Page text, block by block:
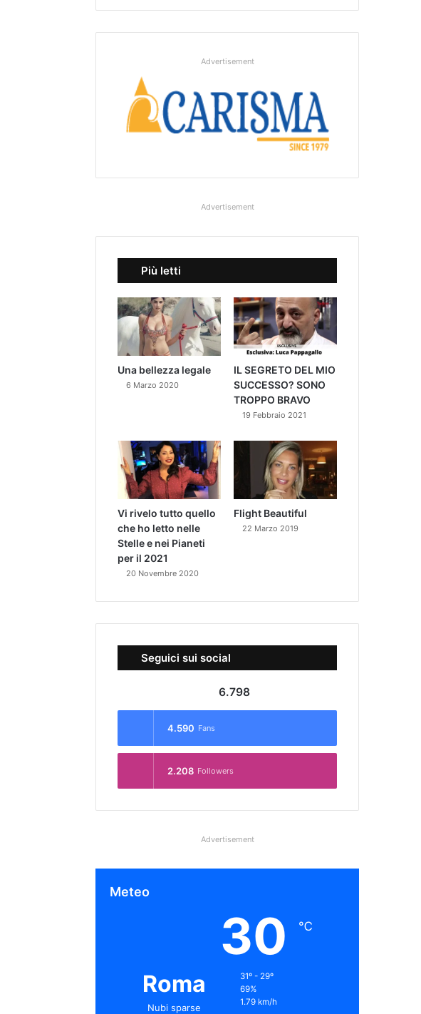
Advertisement
Advertisement
Più letti
Una bellezza legale
6 Marzo 2020
IL SEGRETO DEL MIO
SUCCESSO? SONO
TROPPO BRAVO
19 Febbraio 2021
Vi rivelo tutto quello
che ho letto nelle
Stelle e nei Pianeti
per il 2021
20 Novembre 2020
Flight Beautiful
22 Marzo 2019
Seguici sui social
6.798
4.590 Fans
2.208 Followers
Advertisement
Meteo
Roma
Nubi sparse
30 ℃
31º - 29º
69%
1.79 km/h